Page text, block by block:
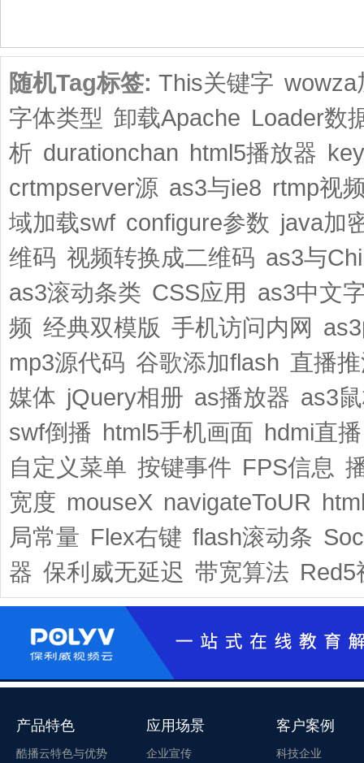
随机Tag标签: This关键字 wowza
字体类型 卸载Apache Loader数
析 durationchan html5播放器
crtmpserver源 as3与ie8 rtmp视
域加载swf configure参数 java加
维码 视频转换成二维码 as3与
as3滚动条类 CSS应用 as3中文
频 经典双模版 手机访问内网
mp3源代码 谷歌添加flash 直播
媒体 jQuery相册 as播放器 as3
swf倒播 html5手机画面 hdmi直播
自定义菜单 按键事件 FPS信息
宽度 mouseX navigateToUR
局常量 Flex右键 flash滚动条
器 保利威无延迟 带宽算法 Red5
产品特色
酷播云特色与优势
应用场景
企业宣传
客户案例
科技企业